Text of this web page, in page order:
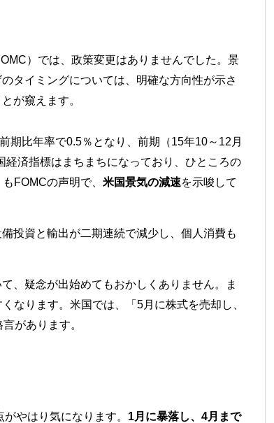
）では、政策変更はありませんでした。景
タイミングについては、明確な方向性が示さ
が窺えます。
期比年率で0.5％となり、前期（15年10～12月
済指標はまちまちになっており、ひところの
FOMCの声明で、 米国景気の減速を示唆して
投資と輸出が二期連続で減少し、個人消費も
、疑念が出始めてもおかしくありません。ま
なります。米国では、「5月に株式を売却し、
があります。
やはり気になります。 1月に暴落し、4月まで